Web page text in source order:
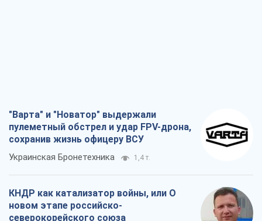
"Варта" и "Новатор" выдержали
пулеметный обстрел и удар FPV-дрона,
сохранив жизнь офицеру ВСУ
Украинская Бронетехника 1,4 т.
КНДР как катализатор войны, или О
новом этапе российско-
северокорейского союза